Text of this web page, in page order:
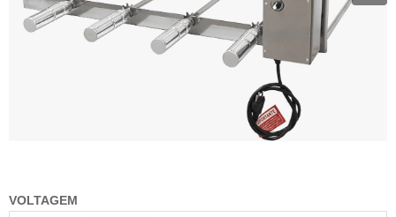
VOLTAGEM